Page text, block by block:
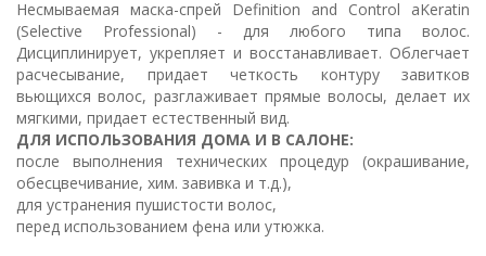
Несмываемая маска-спрей Definition and Control aKeratin
(Selective Professional) - для любого типа волос.
Дисциплинирует, укрепляет и восстанавливает. Облегчает
расчесывание, придает четкость контуру завитков
вьющихся волос, разглаживает прямые волосы, делает их
мягкими, придает естественный вид.
ДЛЯ ИСПОЛЬЗОВАНИЯ ДОМА И В САЛОНЕ:
после выполнения технических процедур (окрашивание,
обесцвечивание, хим. завивка и т.д.),
для устранения пушистости волос,
перед использованием фена или утюжка.